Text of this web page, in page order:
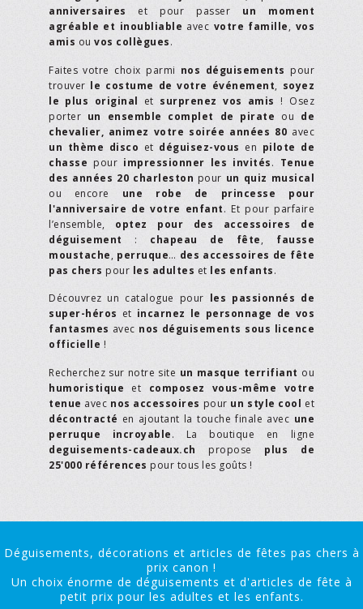
anniversaires et pour passer un moment
agréable et inoubliable avec votre famille, vos
amis ou vos collègues.
Faites votre choix parmi nos déguisements pour
trouver le costume de votre événement, soyez
le plus original et surprenez vos amis ! Osez
porter un ensemble complet de pirate ou de
chevalier, animez votre soirée années 80 avec
un thème disco et déguisez-vous en pilote de
chasse pour impressionner les invités. Tenue
des années 20 charleston pour un quiz musical
ou encore une robe de princesse pour
l'anniversaire de votre enfant. Et pour parfaire
l’ensemble, optez pour des accessoires de
déguisement : chapeau de fête, fausse
moustache, perruque… des accessoires de fête
pas chers pour les adultes et les enfants.
Découvrez un catalogue pour les passionnés de
super-héros et incarnez le personnage de vos
fantasmes avec nos déguisements sous licence
officielle !
Recherchez sur notre site un masque terrifiant ou
humoristique et composez vous-même votre
tenue avec nos accessoires pour un style cool et
décontracté en ajoutant la touche finale avec une
perruque incroyable. La boutique en ligne
deguisements-cadeaux.ch propose plus de
25'000 références pour tous les goûts !
Déguisements, décorations et articles de fêtes pas chers à
prix canon !
Un choix énorme de déguisements et d'articles de fête à
petit prix pour les adultes et les enfants.